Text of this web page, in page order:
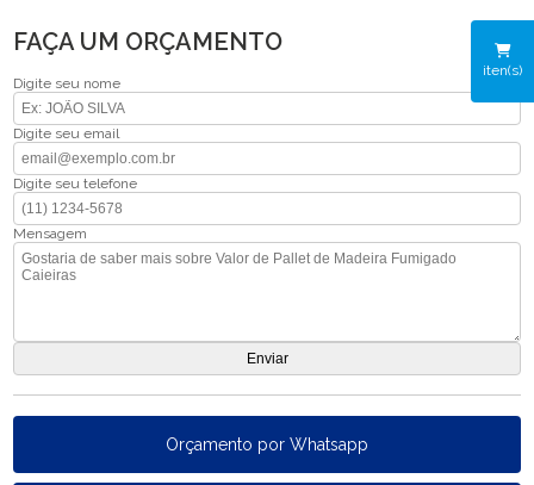
iten(s)
FAÇA UM ORÇAMENTO
Digite seu nome
Digite seu email
Digite seu telefone
Mensagem
Orçamento por Whatsapp